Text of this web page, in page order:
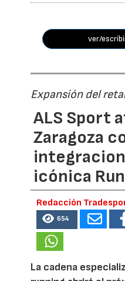
ver/
Expansión del
ALS Sport
Zaragoza
icónica
Redacción
654
La cadena